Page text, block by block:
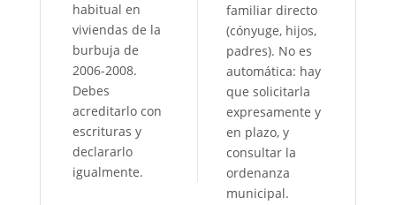
habitual en
viviendas de la
burbuja de
2006-2008.
Debes
acreditarlo con
escrituras y
declararlo
igualmente.
familiar directo
(cónyuge, hijos,
padres). No es
automática: hay
que solicitarla
expresamente y
en plazo, y
consultar la
ordenanza
municipal.